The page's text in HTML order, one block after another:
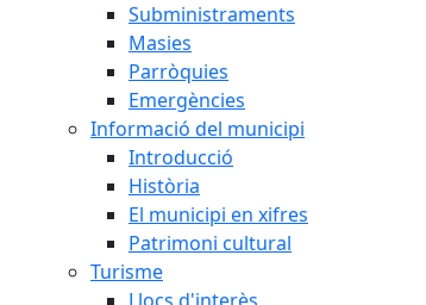
Subministraments
Masies
Parròquies
Emergències
Informació del municipi
Introducció
Història
El municipi en xifres
Patrimoni cultural
Turisme